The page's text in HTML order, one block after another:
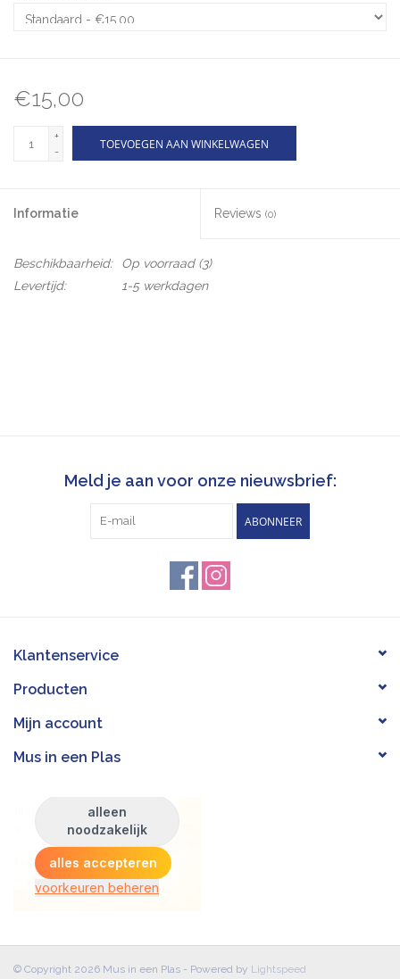
€15,00
+
-
TOEVOEGEN AAN WINKELWAGEN
Informatie Reviews (0)
Beschikbaarheid: Op voorraad(3)
Levertijd:
1-5 werkdagen
Meld je aan voor onze nieuwsbrief:
ABONNEER
Klantenservice
Producten
Mijn account
Mus in een Plas
© Copyright 2026 Mus in een Plas - Powered by Lightspeed